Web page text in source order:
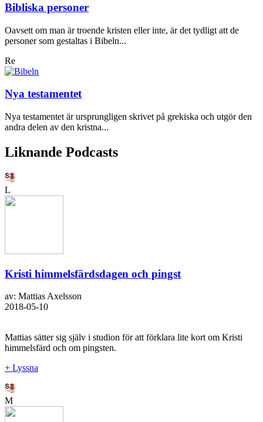
Bibliska personer
Oavsett om man är troende kristen eller inte, är det tydligt att de
personer som gestaltas i Bibeln...
Re
Nya testamentet
Nya testamentet är ursprungligen skrivet på grekiska och utgör den
andra delen av den kristna...
Liknande Podcasts
L
Kristi himmelsfärdsdagen och pingst
av: Mattias Axelsson
2018-05-10
Mattias sätter sig själv i studion för att förklara lite kort om Kristi
himmelsfärd och om pingsten.
+ Lyssna
M